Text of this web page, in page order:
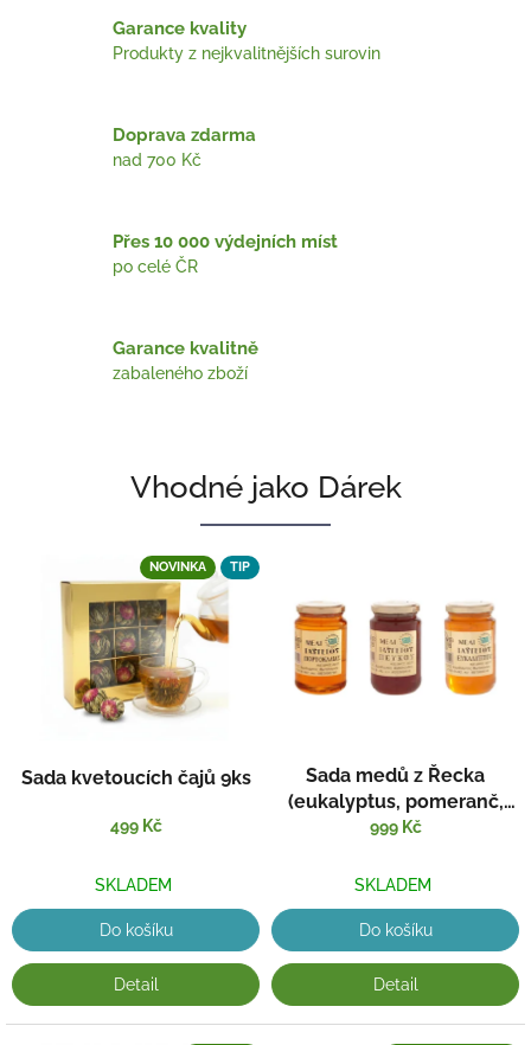
Garance kvality
Produkty z nejkvalitnějších surovin
Doprava zdarma
nad 700 Kč
Přes 10 000 výdejních míst
po celé ČR
Garance kvalitně
zabaleného zboží
h
r
a
n
Vhodné jako Dárek
NOVINKA TIP
Sada kvetoucích čajů 9ks
499 Kč
SKLADEM
Do košíku
Detail
Sada medů z Řecka
(eukalyptus, pomeranč,
borovice)
999 Kč
SKLADEM
Do košíku
Detail